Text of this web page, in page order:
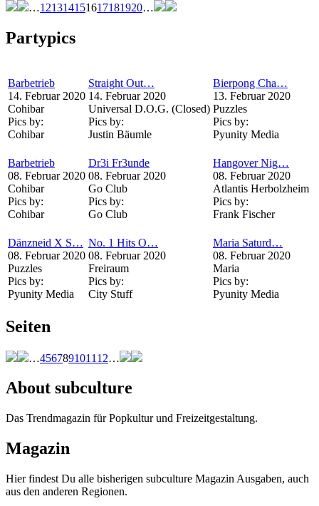
…121314151617181920…
Partypics
Barbetrieb
14. Februar 2020
Cohibar
Pics by:
Cohibar
Straight Out…
14. Februar 2020
Universal D.O.G. (Closed)
Pics by:
Justin Bäumle
Bierpong Cha…
13. Februar 2020
Puzzles
Pics by:
Pyunity Media
Barbetrieb
08. Februar 2020
Cohibar
Pics by:
Cohibar
Dr3i Fr3unde
08. Februar 2020
Go Club
Pics by:
Go Club
Hangover Nig…
08. Februar 2020
Atlantis Herbolzheim
Pics by:
Frank Fischer
Dänzneid X S…
08. Februar 2020
Puzzles
Pics by:
Pyunity Media
No. 1 Hits O…
08. Februar 2020
Freiraum
Pics by:
City Stuff
Maria Saturd…
08. Februar 2020
Maria
Pics by:
Pyunity Media
Seiten
…4567891011 12…
About subculture
Das Trendmagazin für Popkultur und Freizeitgestaltung.
Magazin
Hier findest Du alle bisherigen subculture Magazin Ausgaben, auch
aus den anderen Regionen.